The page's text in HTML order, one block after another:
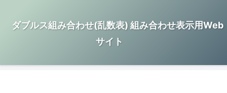
ダブルス組み合わせ(乱数表) 組み合わせ表示用Web
サイト